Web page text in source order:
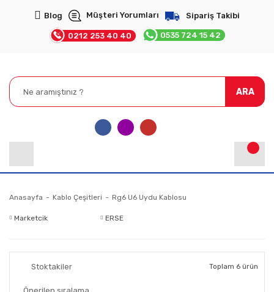
Blog Müşteri Yorumları Sipariş Takibi
0212 253 40 40 0535 724 15 42
ARA
Anasayfa Kablo Çeşitleri Rg6 U6 Uydu Kablosu
Marketcik ERSE
Stoktakiler Toplam 6 ürün